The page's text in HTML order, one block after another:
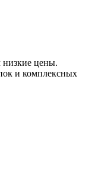
низкие цены.
и комплексных